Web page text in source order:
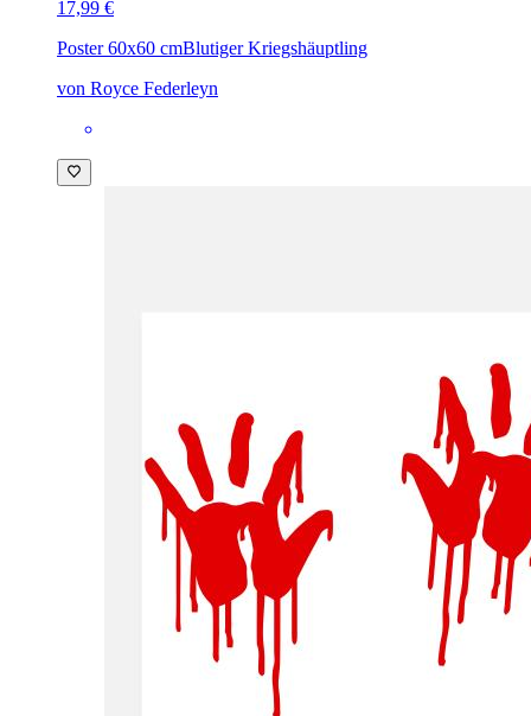
17,99 €
Poster 60x60 cmBlutiger Kriegshäuptling
von Royce Federleyn